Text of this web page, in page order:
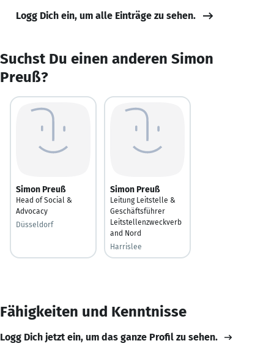
Logg Dich ein, um alle Einträge zu sehen.
Suchst Du einen anderen Simon
Preuß?
Simon Preuß
Head of Social &
Advocacy
Düsseldorf
Simon Preuß
Leitung Leitstelle &
Geschäftsführer
Leitstellenzweckverb
and Nord
Harrislee
Fähigkeiten und Kenntnisse
Logg Dich jetzt ein, um das ganze Profil zu sehen.